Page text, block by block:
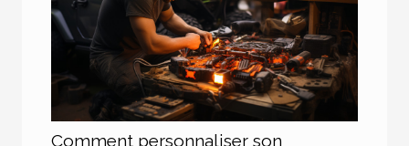
Comment personnaliser son